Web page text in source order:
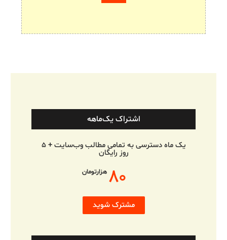
اشتراک یک‌ماهه
یک ماه دسترسی به تمامی مطالب وب‌سایت + ۵
روز رایگان
۸۰ هزارتومان
مشترک شوید